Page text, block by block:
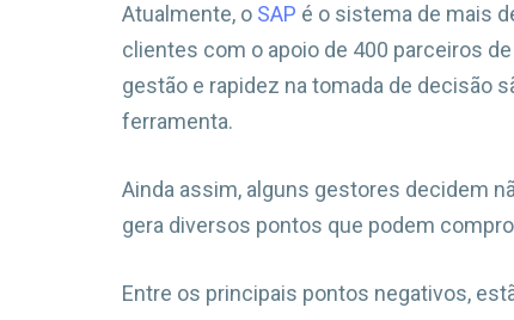
Atualmente, o SAP é o sistema de mais
clientes com o apoio de 400 parceiros
gestão e rapidez na tomada de decisão
ferramenta.
Ainda assim, alguns gestores decidem
gera diversos pontos que podem
Entre os principais pontos negativos,